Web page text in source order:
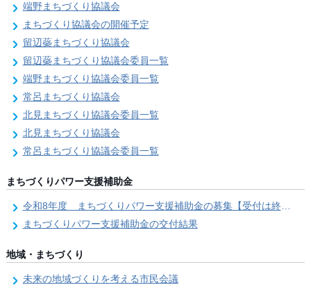
端野まちづくり協議会
まちづくり協議会の開催予定
留辺蘂まちづくり協議会
留辺蘂まちづくり協議会委員一覧
端野まちづくり協議会委員一覧
常呂まちづくり協議会
北見まちづくり協議会委員一覧
北見まちづくり協議会
常呂まちづくり協議会委員一覧
まちづくりパワー支援補助金
令和8年度 まちづくりパワー支援補助金の募集【受付は終了しました。】
まちづくりパワー支援補助金の交付結果
地域・まちづくり
未来の地域づくりを考える市民会議